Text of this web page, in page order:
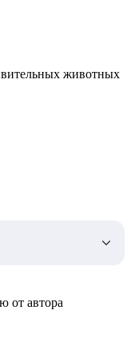
животных
от автора